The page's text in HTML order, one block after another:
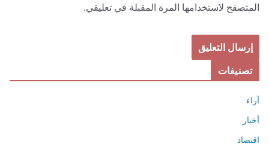
المتصفح لاستخدامها المرة المقبلة في تعليقي.
تصنيفات
آراء
أخبار
اقتصاد